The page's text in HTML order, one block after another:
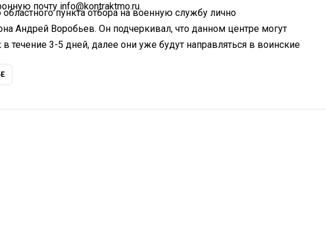
почту info@kontraktmo.ru.
пункта отбора на военную службу лично
Андрей Воробьев. Он подчеркивал, что данном центре могут
течение 3-5 дней, далее они уже будут направляться в воинские